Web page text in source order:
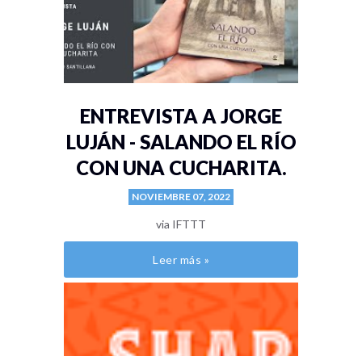
ENTREVISTA A JORGE
LUJÁN - SALANDO EL RÍO
CON UNA CUCHARITA.
NOVIEMBRE 07, 2022
via IFTTT
Leer más »